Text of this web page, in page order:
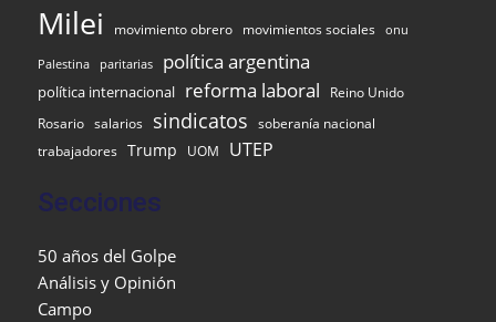
Milei movimiento obrero movimientos sociales onu
Palestina paritarias política argentina
política internacional reforma laboral
Reino Unido
Rosario salarios sindicatos soberanía nacional
trabajadores Trump UOM UTEP
Secciones
50 años del Golpe
Análisis y Opinión
Campo